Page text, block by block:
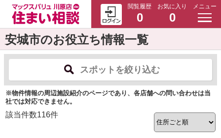
閲覧履歴
0
お気に入り
0
メニュー
安城市のお役立ち情報一覧
スポットを絞り込む
※物件情報の周辺施設紹介のページであり、各店舗への問い合わせは当
社では対応できません。
該当件数116件